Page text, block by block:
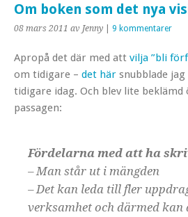
Om boken som det nya
08 mars 2011 av Jenny 9 kommentarer
Apropå det där med att vilja ”bli
om tidigare – det här snubblade
tidigare idag. Och blev lite beklämd
passagen:
Fördelarna med att ha
– Man står ut i mängden
– Det kan leda till fler
verksamhet och därmed kan